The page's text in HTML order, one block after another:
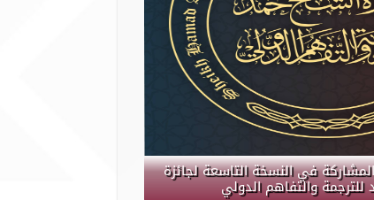
في النسخة التاسعة لجائزة
والتفاهم الدولي